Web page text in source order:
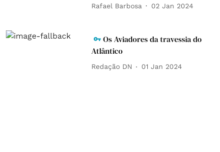
Rafael Barbosa 02 Jan 2024
Os Aviadores da travessia do
Atlântico
Redação DN 01 Jan 2024